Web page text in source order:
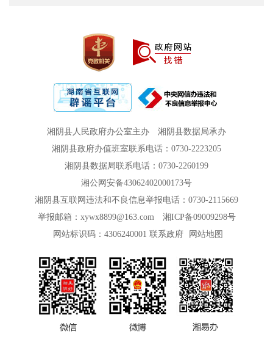
湘阴县人民政府办公室主办
湘阴县数据局承办
湘阴县政府办值班室联系电话：0730-2223205
湘阴县数据局联系电话：0730-2260199
湘公网安备43062402000173号
湘阴县互联网违法和不良信息举报电话：0730-2115669
举报邮箱：xywx8899@163.com
湘ICP备09009298号
网站标识码：4306240001 联系政府 网站地图